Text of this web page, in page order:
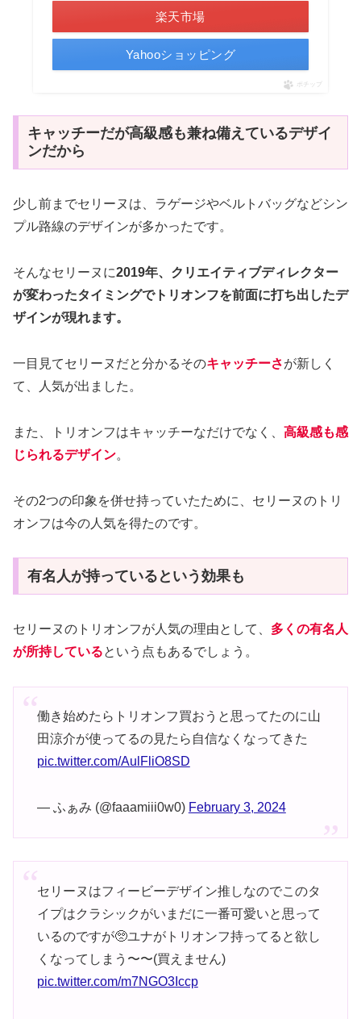
楽天市場
Yahooショッピング
ポチップ
キャッチーだが高級感も兼ね備えているデザイ
ンだから
少し前までセリーヌは、ラゲージやベルトバッグなどシン
プル路線のデザインが多かったです。
そんなセリーヌに2019年、クリエイティブディレクター
が変わったタイミングでトリオンフを前面に打ち出したデ
ザインが現れます。
一目見てセリーヌだと分かるそのキャッチーさが新しく
て、人気が出ました。
また、トリオンフはキャッチーなだけでなく、 高級感も感
じられるデザイン。
その2つの印象を併せ持っていたために、セリーヌのトリ
オンフは今の人気を得たのです。
有名人が持っているという効果も
セリーヌのトリオンフが人気の理由として、 多くの有名人
が所持しているという点もあるでしょう。
働き始めたらトリオンフ買おうと思ってたのに山
田涼介が使ってるの見たら自信なくなってきた
pic.twitter.com/AulFliO8SD
— ふぁみ (@faaamiii0w0) February 3, 2024
セリーヌはフィービーデザイン推しなのでこのタ
イプはクラシックがいまだに一番可愛いと思って
いるのですが🥺ユナがトリオンフ持ってると欲し
くなってしまう〜〜(買えません)
pic.twitter.com/m7NGO3Iccp